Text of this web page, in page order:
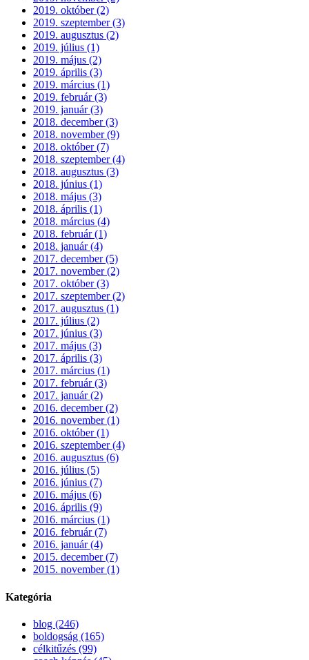
2019. október (2)
2019. szeptember (3)
2019. augusztus (2)
2019. július (1)
2019. május (2)
2019. április (3)
2019. március (1)
2019. február (3)
2019. január (3)
2018. december (3)
2018. november (9)
2018. október (7)
2018. szeptember (4)
2018. augusztus (3)
2018. június (1)
2018. május (3)
2018. április (1)
2018. március (4)
2018. február (1)
2018. január (4)
2017. december (5)
2017. november (2)
2017. október (3)
2017. szeptember (2)
2017. augusztus (1)
2017. július (2)
2017. június (3)
2017. május (3)
2017. április (3)
2017. március (1)
2017. február (3)
2017. január (2)
2016. december (2)
2016. november (1)
2016. október (1)
2016. szeptember (4)
2016. augusztus (6)
2016. július (5)
2016. június (7)
2016. május (6)
2016. április (9)
2016. március (1)
2016. február (7)
2016. január (4)
2015. december (7)
2015. november (1)
Kategória
blog (246)
boldogság (165)
célkitűzés (99)